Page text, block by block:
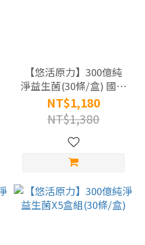
【悠活原力】300億純
淨益生菌(30條/盒) 國際
A.A.無添加三星驗證
NT$1,180
NT$1,380